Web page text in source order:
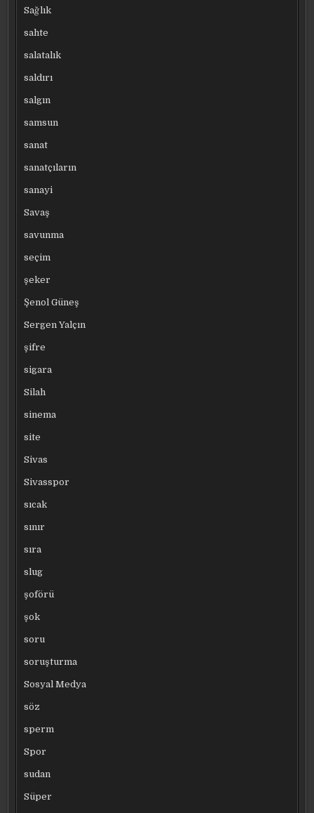
Sağlık
sahte
salatalık
saldırı
salgın
samsun
sanat
sanatçıların
sanayi
Savaş
savunma
seçim
şeker
Şenol Güneş
Sergen Yalçın
şifre
sigara
Silah
sinema
site
Sivas
Sivasspor
sıcak
sınır
sıra
slug
şoförü
şok
soru
soruşturma
Sosyal Medya
söz
sperm
Spor
sudan
Süper